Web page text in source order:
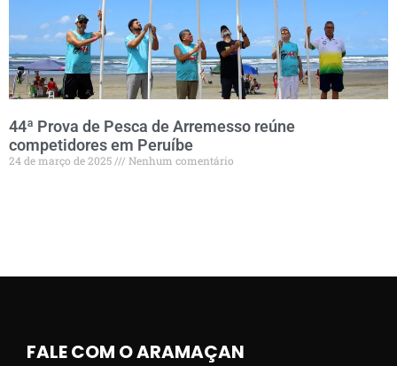
44ª Prova de Pesca de Arremesso reúne
competidores em Peruíbe
24 de março de 2025 Nenhum comentário
FALE COM O ARAMAÇAN